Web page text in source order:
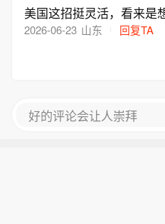
美国这招挺灵活，看来是
2026-06-23 山东 回复TA
好的评论会让人崇拜